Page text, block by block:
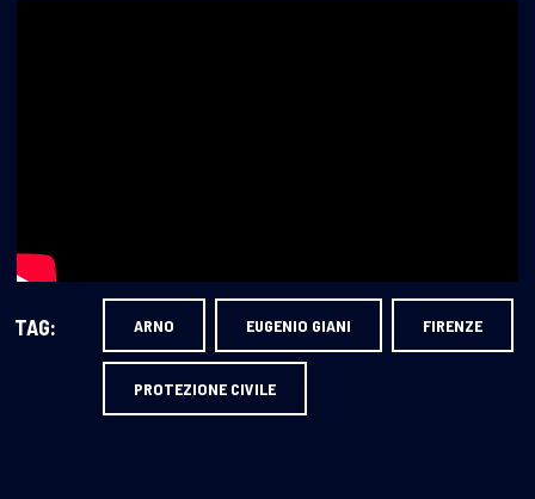
TAG: ARNO EUGENIO GIANI FIRENZE
PROTEZIONE CIVILE